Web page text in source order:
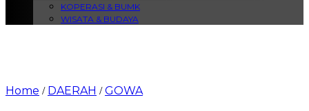
KOPERASI & BUMK
WISATA & BUDAYA
Home / DAERAH /GOWA